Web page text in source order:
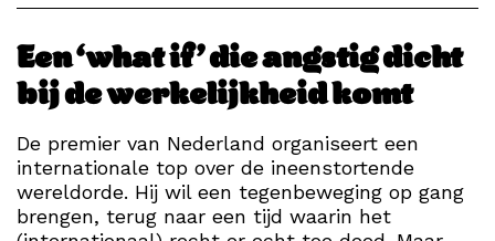
Een ‘what if’ die angstig dicht
bij de werkelijkheid komt
De premier van Nederland organiseert een
internationale top over de ineenstortende
wereldorde. Hij wil een tegenbeweging op gang
brengen, terug naar een tijd waarin het